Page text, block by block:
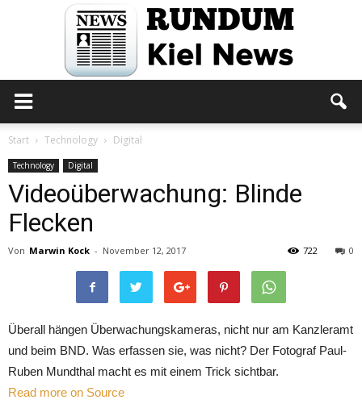
Kiel
Start Technology Digital
Technology Digital
Videoüberwachung: Blinde
Flecken
Von Marwin Kock - November 12, 2017 0
722
Überall hängen Überwachungskameras, nicht nur am Kanzleramt
und beim BND. Was erfassen sie, was nicht? Der Fotograf Paul-
Ruben Mundthal macht es mit einem Trick sichtbar.
Read more on Source